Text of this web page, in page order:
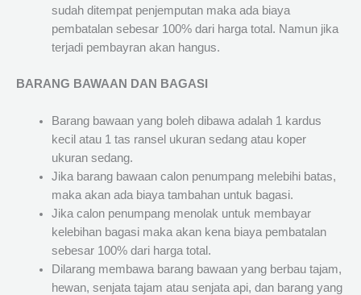
sudah ditempat penjemputan maka ada biaya
pembatalan sebesar 100% dari harga total. Namun jika
terjadi pembayran akan hangus.
BARANG BAWAAN DAN BAGASI
Barang bawaan yang boleh dibawa adalah 1 kardus
kecil atau 1 tas ransel ukuran sedang atau koper
ukuran sedang.
Jika barang bawaan calon penumpang melebihi batas,
maka akan ada biaya tambahan untuk bagasi.
Jika calon penumpang menolak untuk membayar
kelebihan bagasi maka akan kena biaya pembatalan
sebesar 100% dari harga total.
Dilarang membawa barang bawaan yang berbau tajam,
hewan, senjata tajam atau senjata api, dan barang yang